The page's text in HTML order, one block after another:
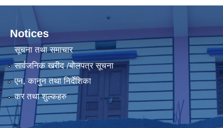
Notices
सूचना तथा समाचार
सार्वजनिक खरीद /बोलपत्र सूचना
एन, कानुन तथा निर्देशिका
कर तथा शुल्कहरु